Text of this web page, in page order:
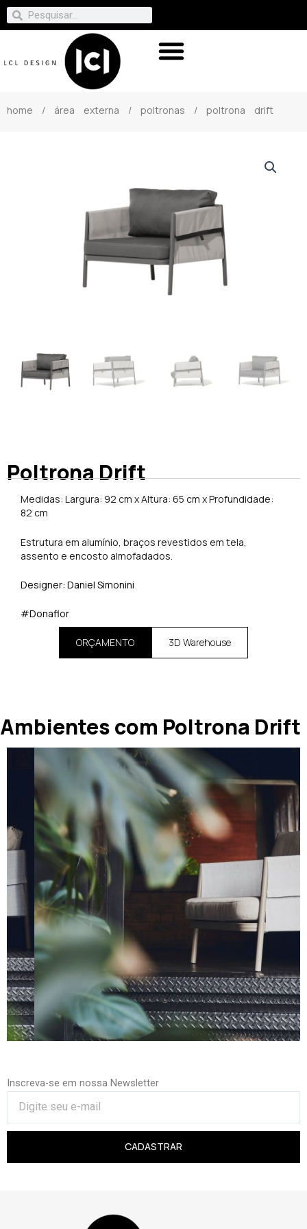
home / área externa / poltronas / poltrona drift
Poltrona Drift
Medidas: Largura: 92 cm x Altura: 65 cm x Profundidade:
82 cm
Estrutura em alumínio, braços revestidos em tela,
assento e encosto almofadados.
Designer: Daniel Simonini
#Donaflor
ORÇAMENTO 3D Warehouse
Ambientes com Poltrona Drift
Inscreva-se em nossa Newsletter
CADASTRAR